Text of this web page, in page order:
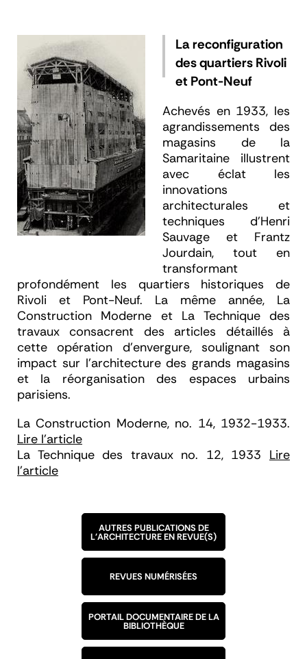
La reconfiguration
des quartiers Rivoli
et Pont-Neuf
Achevés en 1933, les
agrandissements des
magasins de la
Samaritaine illustrent
avec éclat les
innovations
architecturales et
techniques d'Henri
Sauvage et Frantz
Jourdain, tout en
transformant
profondément les quartiers historiques de
Rivoli et Pont-Neuf. La même année, La
Construction Moderne et La Technique des
travaux consacrent des articles détaillés à
cette opération d’envergure, soulignant son
impact sur l’architecture des grands magasins
et la réorganisation des espaces urbains
parisiens.
La Construction Moderne, no. 14, 1932-1933.
Lire l'article
La Technique des travaux no. 12, 1933 Lire
l'article
AUTRES PUBLICATIONS DE
L'ARCHITECTURE EN REVUE(S)
REVUES NUMÉRISÉES
PORTAIL DOCUMENTAIRE DE LA
BIBLIOTHÈQUE